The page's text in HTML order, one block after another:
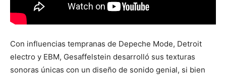
Con influencias tempranas de Depeche Mode, Detroit
electro y EBM, Gesaffelstein desarrolló sus texturas
sonoras únicas con un diseño de sonido genial, si bien